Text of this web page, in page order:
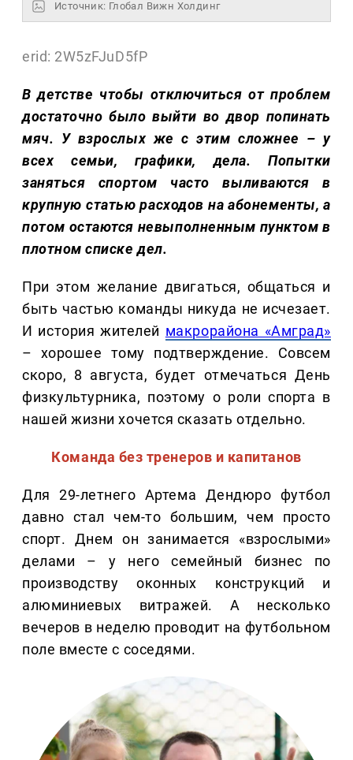
Источник: Глобал Вижн Холдинг
erid: 2W5zFJuD5fP
В детстве чтобы отключиться от проблем
достаточно было выйти во двор попинать
мяч. У взрослых же с этим сложнее – у
всех семьи, графики, дела. Попытки
заняться спортом часто выливаются в
крупную статью расходов на абонементы, а
потом остаются невыполненным пунктом в
плотном списке дел.
При этом желание двигаться, общаться и
быть частью команды никуда не исчезает.
И история жителей макрорайона «Амград»
– хорошее тому подтверждение. Совсем
скоро, 8 августа, будет отмечаться День
физкультурника, поэтому о роли спорта в
нашей жизни хочется сказать отдельно.
Команда без тренеров и капитанов
Для 29-летнего Артема Дендюро футбол
давно стал чем-то большим, чем просто
спорт. Днем он занимается «взрослыми»
делами – у него семейный бизнес по
производству оконных конструкций и
алюминиевых витражей. А несколько
вечеров в неделю проводит на футбольном
поле вместе с соседями.